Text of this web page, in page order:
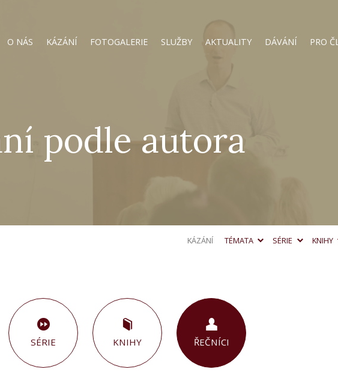
O NÁS KÁZÁNÍ FOTOGALERIE SLUŽBY AKTUALITY DÁVÁNÍ PRO
podle autora
KÁZÁNÍ TÉMATA SÉRIE KNIHY
SÉRIE KNIHY ŘEČNÍCI